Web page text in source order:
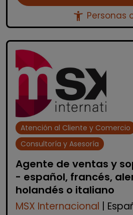
accessibility_new Personas
Atención al Cliente y Comercio
Consultoría y Asesoría
Agente de ventas y
- español, francés,
holandés o italiano
MSX Internacional |